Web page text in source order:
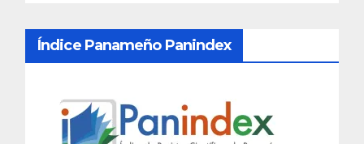
Índice Panameño Panindex